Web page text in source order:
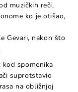
muzičkih reči,
ko je otišao,
Gevari, nakon što
spomenika
suprotstavio
na obližnjoj